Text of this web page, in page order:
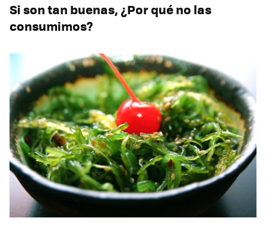
Si son tan buenas, ¿Por qué no las
consumimos?